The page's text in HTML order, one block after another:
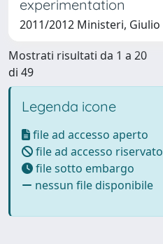
experimentation
2011/2012 Ministeri, Giulio
Mostrati risultati da 1 a 20
di 49
Legenda icone
file ad accesso aperto
file ad accesso riservato
file sotto embargo
nessun file disponibile